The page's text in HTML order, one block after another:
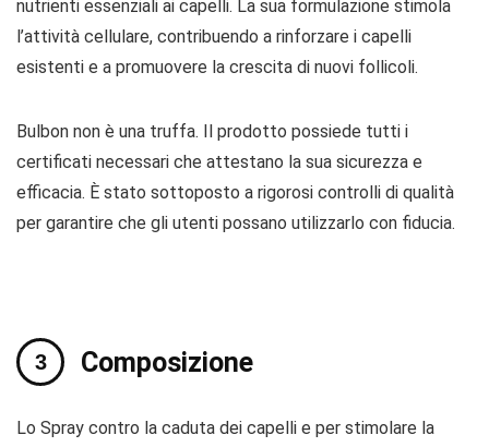
nutrienti essenziali ai capelli. La sua formulazione stimola
l’attività cellulare, contribuendo a rinforzare i capelli
esistenti e a promuovere la crescita di nuovi follicoli.
Bulbon non è una truffa. Il prodotto possiede tutti i
certificati necessari che attestano la sua sicurezza e
efficacia. È stato sottoposto a rigorosi controlli di qualità
per garantire che gli utenti possano utilizzarlo con fiducia.
Composizione
Lo Spray contro la caduta dei capelli e per stimolare la